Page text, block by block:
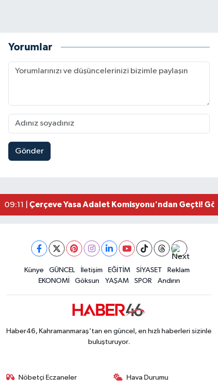
Yorumlar
Gönder
17:19 |Kahramanmaraşlı İşçi Adana'daki Tünel
09:11 | Çerçeve Yasa Adalet Komisyonu'ndan Geçti!
09:04 |Kahramanmaraş'taki Okul Saldırısı TBMM
Kahramanmaraş'ta Pusula Maraş Eğitim
Kahramanmaraş'ta Tarım İçin Su Seferberliği
20:02 |Kahramanmaraş'ta 5 Kilometrelik Yolda Sıcak
Künye GÜNCEL İletişim EĞİTİM SİYASET
Reklam
EKONOMİ
Göksun YAŞAM SPOR Andırın
Haber46, Kahramanmaraş'tan en güncel, en hızlı haberleri sizinle
buluşturuyor.
Nöbetçi Eczaneler Hava Durumu
TANITIM
HABERDE İNSAN